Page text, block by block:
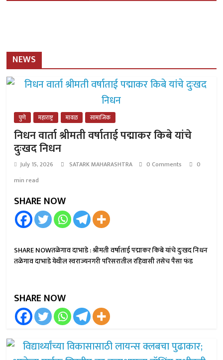
NEWS
पुणे महाराष्ट्र मावळ सामाजिक
निधन वार्ता श्रीमती वर्षाताई पद्माकर किबे यांचे
दुःखद निधन
July 15, 2026 SATARK MAHARASHTRA 0 Comments
0
min read
SHARE NOW
SHARE NOWतळेगाव दाभाडे : श्रीमती वर्षाताई पद्माकर किबे यांचे दुःखद निधन
तळेगाव दाभाडे येथील स्वराज्यनगरी परिसरातील रहिवासी तसेच पैसा फंड
SHARE NOW